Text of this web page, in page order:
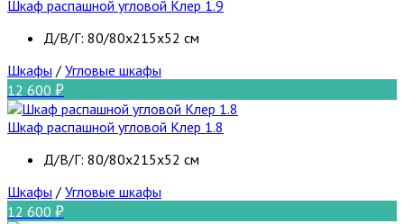
Шкаф распашной угловой Клер 1.9
Д/В/Г: 80/80х215х52 см
Шкафы / Угловые шкафы
12 600
Шкаф распашной угловой Клер 1.8
Д/В/Г: 80/80х215х52 см
Шкафы / Угловые шкафы
12 600